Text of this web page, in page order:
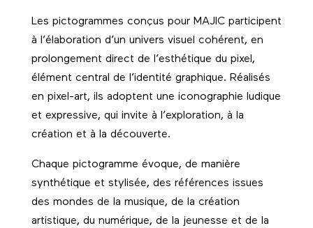
Les pictogrammes conçus pour MAJIC participent
à l’élaboration d’un univers visuel cohérent, en
prolongement direct de l’esthétique du pixel,
élément central de l’identité graphique. Réalisés
en pixel-art, ils adoptent une iconographie ludique
et expressive, qui invite à l’exploration, à la
création et à la découverte.
Chaque pictogramme évoque, de manière
synthétique et stylisée, des références issues
des mondes de la musique, de la création
artistique, du numérique, de la jeunesse et de la